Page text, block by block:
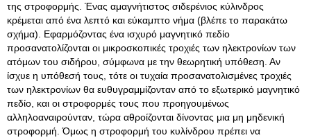
της στροφορμής. Ένας αμαγνήτιστος σιδερένιος κύλινδρος
κρέμεται από ένα λεπτό και εύκαμπτο νήμα (βλέπε το παρακάτω
σχήμα). Εφαρμόζοντας ένα ισχυρό μαγνητικό πεδίο
προσανατολίζονται οι μικροσκοπικές τροχιές των ηλεκτρονίων των
ατόμων του σιδήρου, σύμφωνα με την θεωρητική υπόθεση. Αν
ίσχυε η υπόθεσή τους, τότε οι τυχαία προσανατολισμένες τροχιές
των ηλεκτρονίων θα ευθυγραμμίζονταν από το εξωτερικό μαγνητικό
πεδίο, και οι στροφορμές τους που προηγουμένως
αλληλοαναιρούνταν, τώρα αθροίζονται δίνοντας μια μη μηδενική
στροφορμή. Όμως η στροφορμή του κυλίνδρου πρέπει να